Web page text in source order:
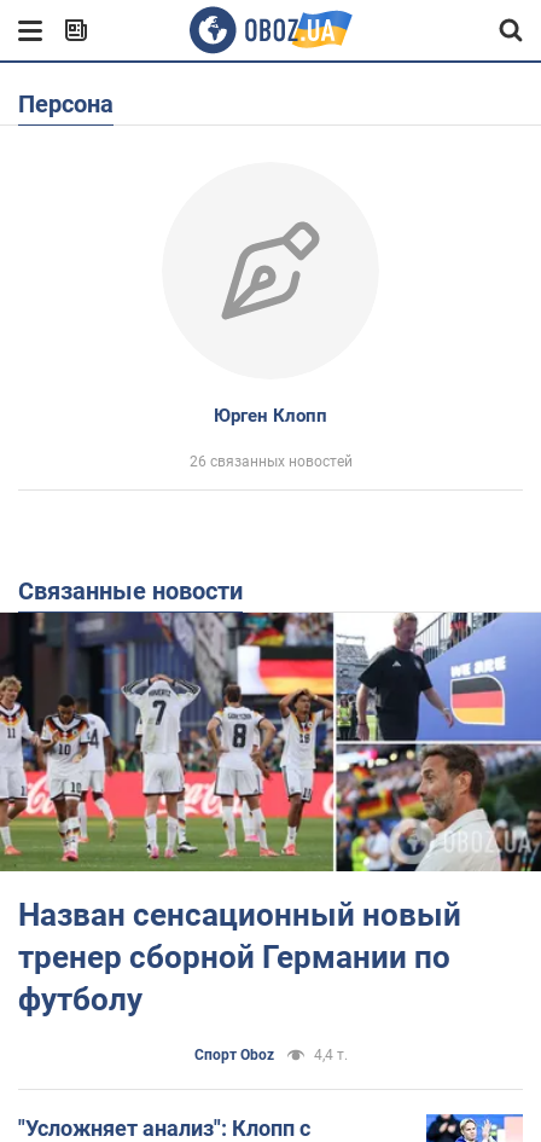
Персона
Юрген Клопп
26 связанных новостей
Связанные новости
Назван сенсационный новый
тренер сборной Германии по
футболу
Спорт Oboz 4,4 т.
"Усложняет анализ": Клопп с